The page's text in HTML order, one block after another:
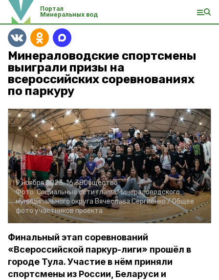
Портал
Минеральных вод
Минераловодские спортсмены
выиграли призы на
всероссийских соревнованиях
по паркуру
9 ноября 2023, 16:38Общество
Фото:Социальные сети главы Минераловодского
муниципального округа Вячеслава Сергиенко /Общее
фото участников проекта
Финальный этап соревнований
«Всероссийской паркур-лиги» прошёл в
городе Тула. Участие в нём приняли
спортсмены из России, Беларуси и